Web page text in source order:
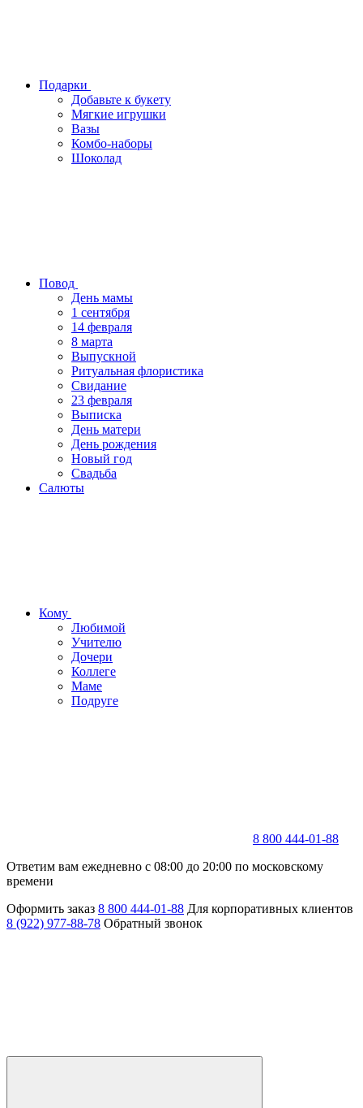
Подарки
Добавьте к букету
Мягкие игрушки
Вазы
Комбо-наборы
Шоколад
Повод
День мамы
1 сентября
14 февраля
8 марта
Выпускной
Ритуальная флористика
Свидание
23 февраля
Выписка
День матери
День рождения
Новый год
Свадьба
Салюты
Кому
Любимой
Учителю
Дочери
Коллеге
Маме
Подруге
8 800 444-01-88
Ответим вам ежедневно с 08:00 до 20:00 по московскому
времени
Оформить заказ 8 800 444-01-88 Для корпоративных клиентов
8 (922) 977-88-78 Обратный звонок